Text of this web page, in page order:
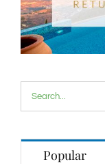
Search
for:
Popular